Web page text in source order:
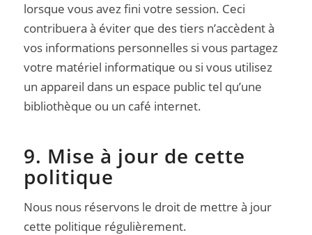
lorsque vous avez fini votre session. Ceci
contribuera à éviter que des tiers n’accèdent à
vos informations personnelles si vous partagez
votre matériel informatique ou si vous utilisez
un appareil dans un espace public tel qu’une
bibliothèque ou un café internet.
9. Mise à jour de cette
politique
Nous nous réservons le droit de mettre à jour
cette politique régulièrement.